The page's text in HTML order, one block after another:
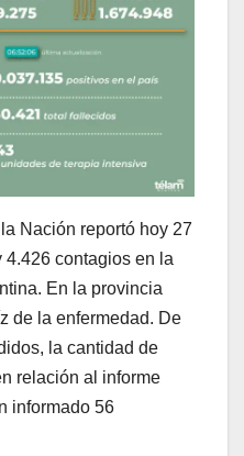
Nación reportó hoy 27
4.426 contagios en la
En la provincia
de la enfermedad. De
la cantidad de
relación al informe
informado 56